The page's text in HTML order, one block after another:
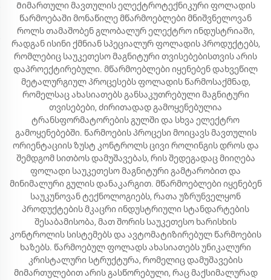
Მიმართული მავთულის ელექტროტექნიკური ფოლადის
წარმოებაში მონაწილე მწარმოებლები მნიშვნელოვან
როლს თამაშობენ გლობალურ ელექტრო ინდუსტრიაში,
რადგან ისინი ქმნიან სპეციალურ ფოლადის პროდუქტებს,
რომლებიც საუკეთესო მაგნიტური თვისებებისთვის არის
დაპროექტირებული. მწარმოებლები იყენებენ დახვეწილ
მეტალურგიულ პროცესებს ფოლადის წარმოსაქმნად,
რომელსაც ახასიათებს განსაკუთრებული მაგნიტური
თვისებები, ძირითადად გამოყენებულია
ტრანსფორმატორების გულში და სხვა ელექტრო
გამოყენებებში. წარმოების პროცესი მოიცავს მავთულის
ორიენტაციის ზუსტ კონტროლს ცივი როლინგის დროს და
შემდგომ სითბოს დამუშავებას, რის შედეგადაც მიიღება
ფოლადი საუკეთესო მაგნიტური გამტარობით და
მინიმალური გულის დანაკარგით. მწარმოებლები იყენებენ
საუკუნოვან ტექნოლოგიებს, რათა უზრუნველყონ
პროდუქტების მკაცრი ინდუსტრიული სტანდარტების
შესაბამისობა, მათ შორის საუკეთესო ხარისხის
კონტროლის სისტემებს და ავტომატიზირებულ წარმოების
ხაზებს. წარმოებულ ფოლადს ახასიათებს უნიკალური
კრისტალური სტრუქტურა, რომელიც დამუშავების
მიმართულებით არის გასწორებული, რაც მაქსიმალურად